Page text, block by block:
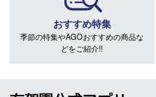
おすすめ特集
季節の特集やAGOおすすめの商品な
どをご紹介!!